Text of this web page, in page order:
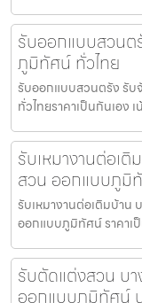
รับออกแบบสวน
ภูมิทัศน์ ทั่วไทย
รับออกแบบสวนตรัง รั
ทั่วไทยราคาเป็นกันเอง
รับเหมางานต่อเ
สวน ออกแบบภูมิ
รับเหมางานต่อเติมบ้า
ออกแบบภูมิทัศน์ ราคาเ
รับตัดแต่งสวน บ
ออกแบบภูมิทัศน์